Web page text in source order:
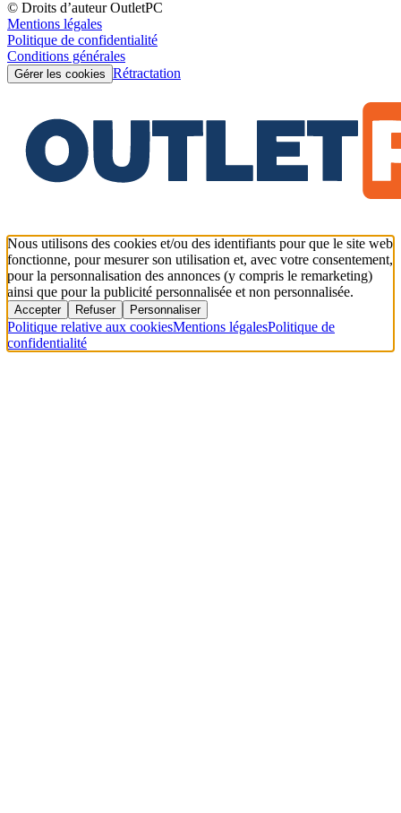
© Droits d’auteur OutletPC
Mentions légales
Politique de confidentialité
Conditions générales
Gérer les cookies Rétractation
Nous utilisons des cookies et/ou des identifiants pour que le site web
fonctionne, pour mesurer son utilisation et, avec votre consentement,
pour la personnalisation des annonces (y compris le remarketing)
ainsi que pour la publicité personnalisée et non personnalisée.
Accepter Refuser Personnaliser
Politique relative aux cookiesMentions légalesPolitique de
confidentialité